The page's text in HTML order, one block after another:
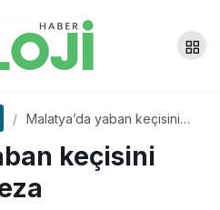
Malatya’da yaban keçisini
keçisini
hakları için
Paylaş